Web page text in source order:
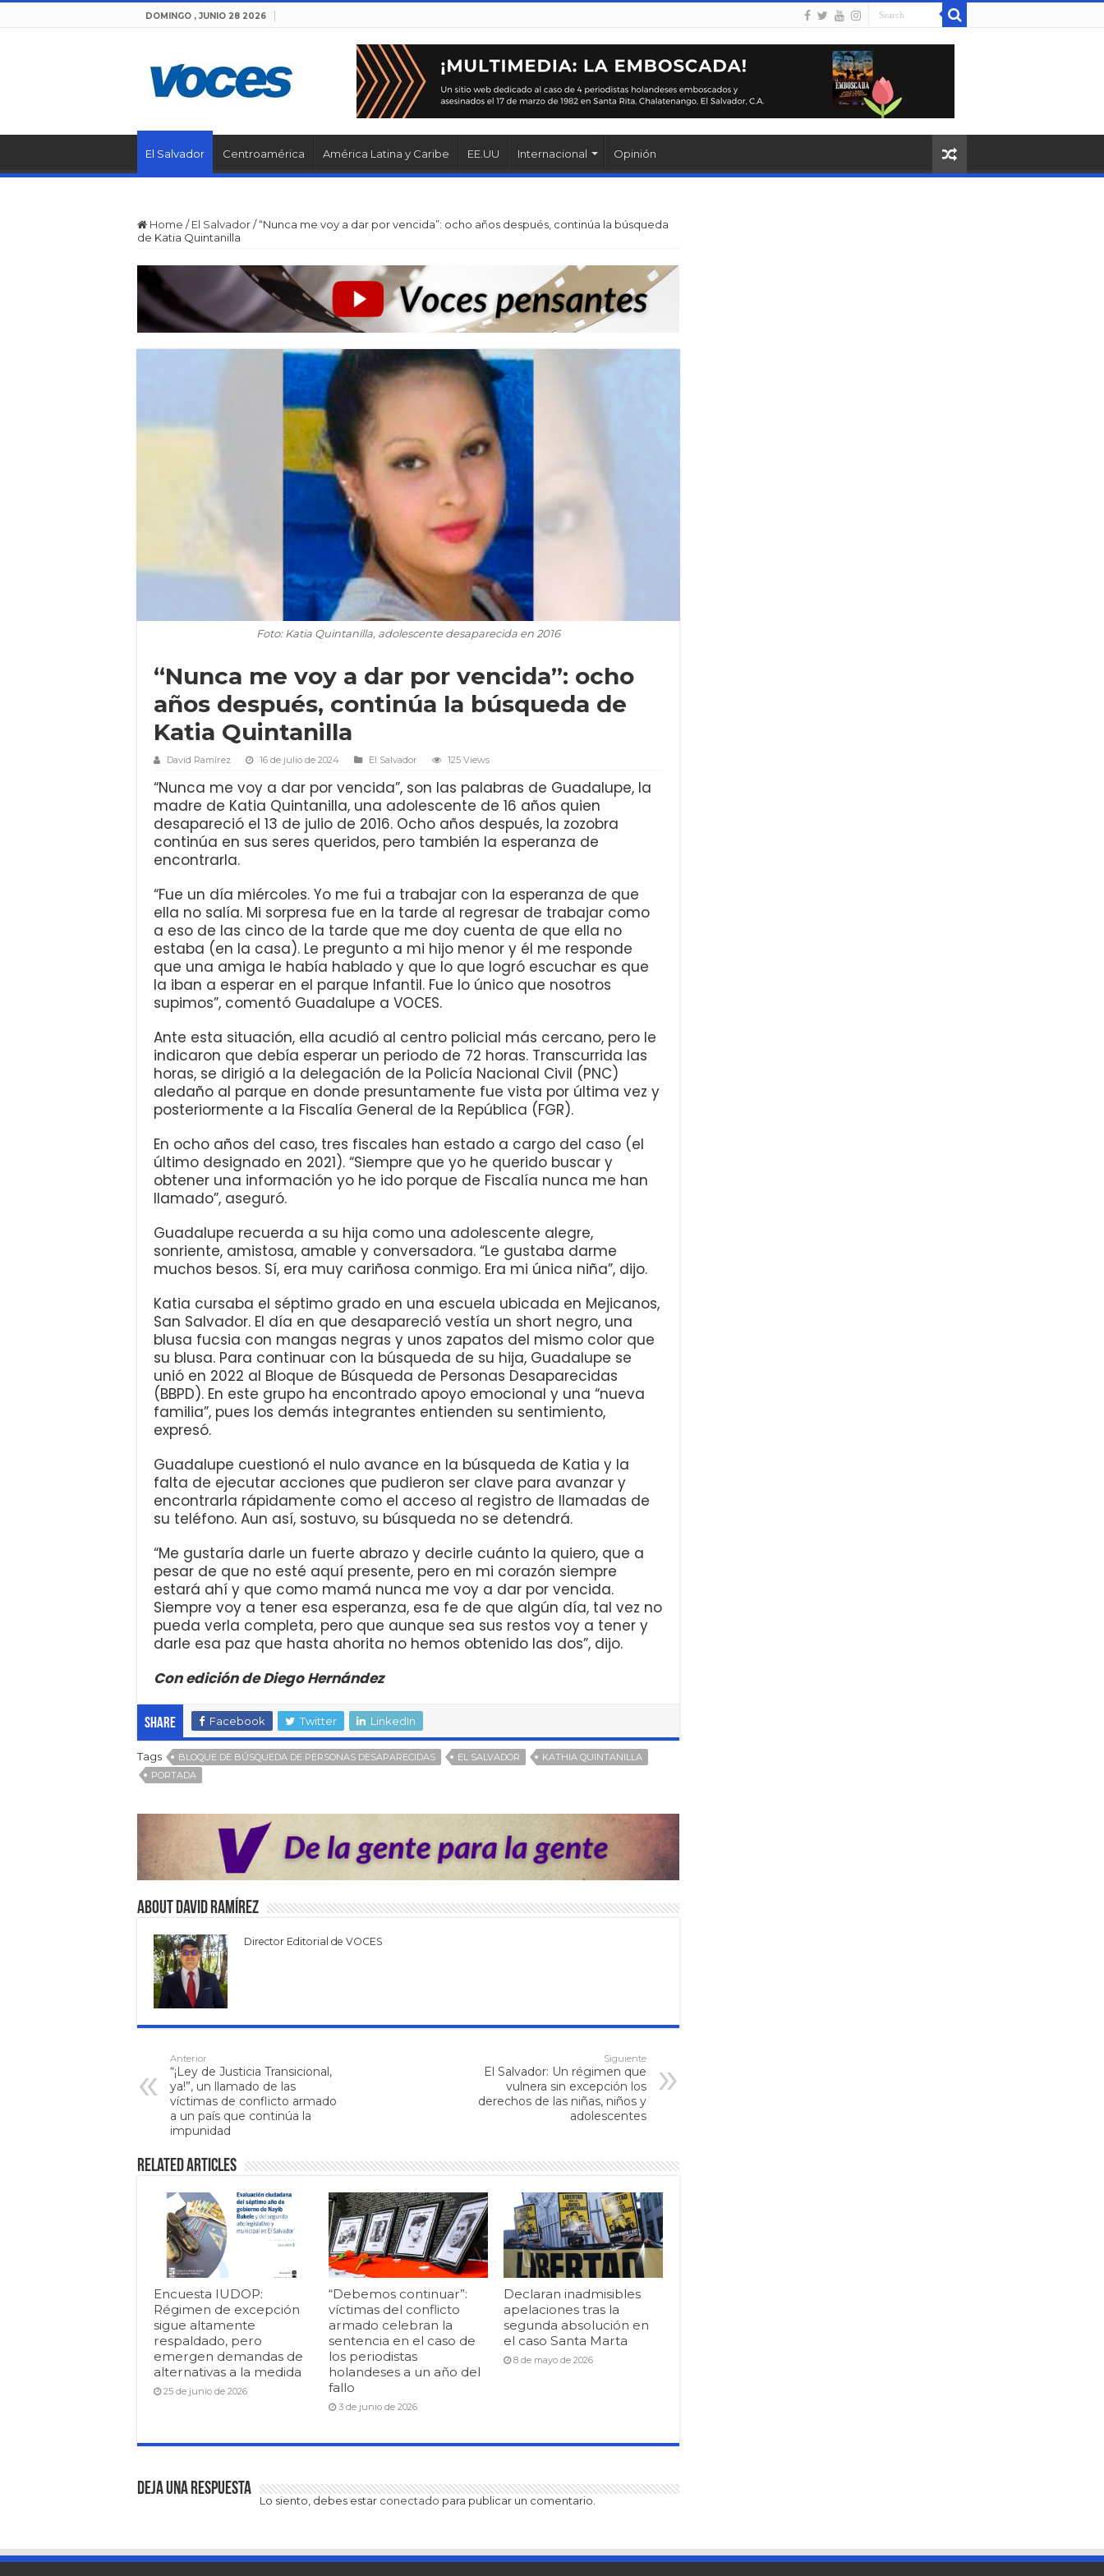
DOMINGO , JUNIO 28 2026
El Salvador Centroamérica América Latina y Caribe EE.UU Internacional Opinión
Home / El Salvador/“Nunca me voy a dar por vencida”: ocho años después, continúa la búsqueda
de Katia Quintanilla
Foto: Katia Quintanilla, adolescente desaparecida en 2016
“Nunca me voy a dar por vencida”: ocho
años después, continúa la búsqueda de
Katia Quintanilla
David Ramírez 16 de julio de 2024 El Salvador 125 Views
“Nunca me voy a dar por vencida”, son las palabras de Guadalupe, la
madre de Katia Quintanilla, una adolescente de 16 años quien
desapareció el 13 de julio de 2016. Ocho años después, la zozobra
continúa en sus seres queridos, pero también la esperanza de
encontrarla.
“Fue un día miércoles. Yo me fui a trabajar con la esperanza de que
ella no salía. Mi sorpresa fue en la tarde al regresar de trabajar como
a eso de las cinco de la tarde que me doy cuenta de que ella no
estaba (en la casa). Le pregunto a mi hijo menor y él me responde
que una amiga le había hablado y que lo que logró escuchar es que
la iban a esperar en el parque Infantil. Fue lo único que nosotros
supimos”, comentó Guadalupe a VOCES.
Ante esta situación, ella acudió al centro policial más cercano, pero le
indicaron que debía esperar un periodo de 72 horas. Transcurrida las
horas, se dirigió a la delegación de la Policía Nacional Civil (PNC)
aledaño al parque en donde presuntamente fue vista por última vez y
posteriormente a la Fiscalía General de la República (FGR).
En ocho años del caso, tres fiscales han estado a cargo del caso (el
último designado en 2021). “Siempre que yo he querido buscar y
obtener una información yo he ido porque de Fiscalía nunca me han
llamado”, aseguró.
Guadalupe recuerda a su hija como una adolescente alegre,
sonriente, amistosa, amable y conversadora. “Le gustaba darme
muchos besos. Sí, era muy cariñosa conmigo. Era mi única niña”, dijo.
Katia cursaba el séptimo grado en una escuela ubicada en Mejicanos,
San Salvador. El día en que desapareció vestía un short negro, una
blusa fucsia con mangas negras y unos zapatos del mismo color que
su blusa. Para continuar con la búsqueda de su hija, Guadalupe se
unió en 2022 al Bloque de Búsqueda de Personas Desaparecidas
(BBPD). En este grupo ha encontrado apoyo emocional y una “nueva
familia”, pues los demás integrantes entienden su sentimiento,
expresó.
Guadalupe cuestionó el nulo avance en la búsqueda de Katia y la
falta de ejecutar acciones que pudieron ser clave para avanzar y
encontrarla rápidamente como el acceso al registro de llamadas de
su teléfono. Aun así, sostuvo, su búsqueda no se detendrá.
“Me gustaría darle un fuerte abrazo y decirle cuánto la quiero, que a
pesar de que no esté aquí presente, pero en mi corazón siempre
estará ahí y que como mamá nunca me voy a dar por vencida.
Siempre voy a tener esa esperanza, esa fe de que algún día, tal vez no
pueda verla completa, pero que aunque sea sus restos voy a tener y
darle esa paz que hasta ahorita no hemos obtenido las dos”, dijo.
Con edición de Diego Hernández
Share Facebook Twitter LinkedIn
Tags BLOQUE DE BÚSQUEDA DE PERSONAS DESAPARECIDAS EL SALVADOR
KATHIA QUINTANILLA
PORTADA
About David Ramírez
Director Editorial de VOCES
Anterior
“¡Ley de Justicia Transicional,
ya!”, un llamado de las
víctimas de conflicto armado
a un país que continúa la
impunidad
Siguiente
El Salvador: Un régimen que
vulnera sin excepción los
derechos de las niñas, niños y
adolescentes
Related Articles
Encuesta IUDOP:
Régimen de excepción
sigue altamente
respaldado, pero
emergen demandas de
alternativas a la medida
25 de junio de 2026
“Debemos continuar”:
víctimas del conflicto
armado celebran la
sentencia en el caso de
los periodistas
holandeses a un año del
fallo
3 de junio de 2026
Declaran inadmisibles
apelaciones tras la
segunda absolución en
el caso Santa Marta
8 de mayo de 2026
Deja una respuesta
Lo siento, debes estar conectado para publicar un comentario.